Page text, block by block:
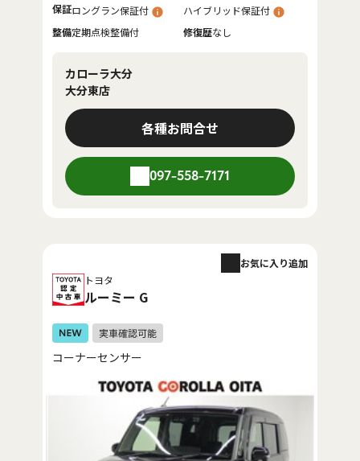
保証ロングラン保証付
ハイブリッド保証付
整備定期点検整備付 修復歴なし
カローラ大分
大分東店
各種お問合せ
097-558-7171
トヨタ
ルーミー G
お気に入り追加
コーナーセンサー